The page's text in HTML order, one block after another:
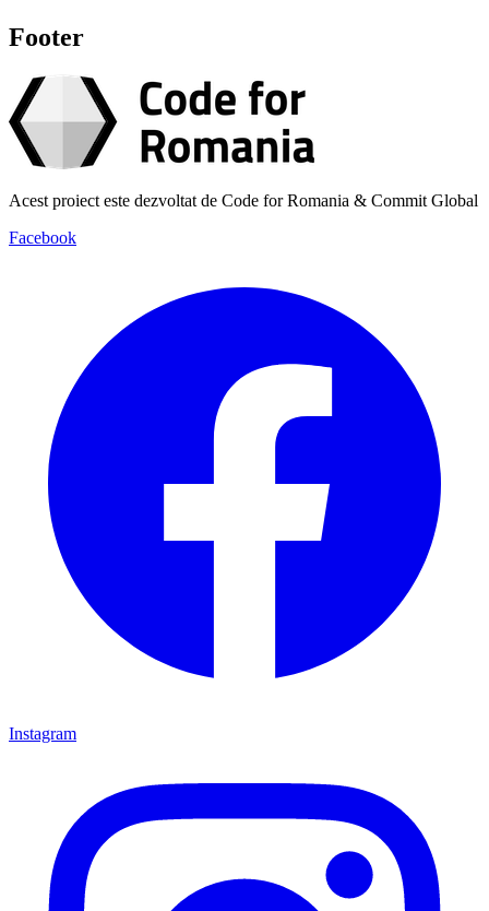
Footer
Acest proiect este dezvoltat de Code for Romania & Commit Global
Facebook
Instagram